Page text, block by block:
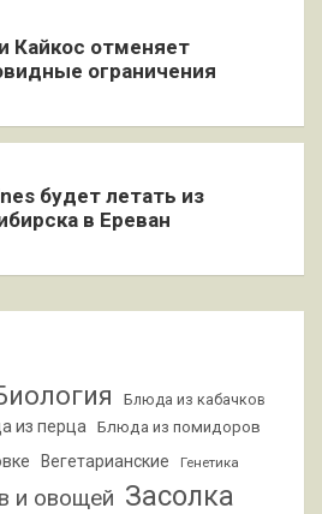
Кайкос отменяет
ограничения
будет летать из
в Ереван
Блюда из кабачков
из перца Блюда из помидоров
Вегетарианские Генетика
и овощей Засолка